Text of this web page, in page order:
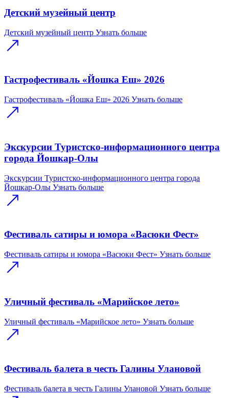
Детский музейный центр
Детский музейный центр Узнать больше
Гастрофестиваль «Йошка Еш» 2026
Гастрофестиваль «Йошка Еш» 2026 Узнать больше
Экскурсии Туристско-информационного центра
города Йошкар-Олы
Экскурсии Туристско-информационного центра города
Йошкар-Олы Узнать больше
Фестиваль сатиры и юмора «Васюки Фест»
Фестиваль сатиры и юмора «Васюки Фест» Узнать больше
Уличный фестиваль «Марийское лето»
Уличный фестиваль «Марийское лето» Узнать больше
Фестиваль балета в честь Галины Улановой
Фестиваль балета в честь Галины Улановой Узнать больше